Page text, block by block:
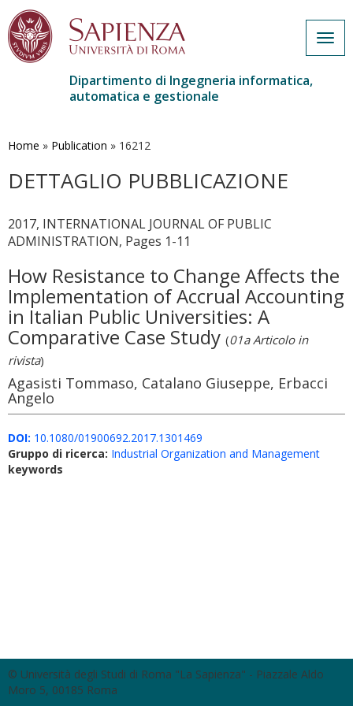
contenuto
Dipartimento di Ingegneria informatica,
automatica e gestionale
Home » Publication » 16212
DETTAGLIO PUBBLICAZIONE
2017, INTERNATIONAL JOURNAL OF PUBLIC
ADMINISTRATION, Pages 1-11
How Resistance to Change Affects the
Implementation of Accrual Accounting
in Italian Public Universities: A
Comparative Case Study (01a Articolo in
rivista)
Agasisti Tommaso, Catalano Giuseppe, Erbacci
Angelo
DOI: 10.1080/01900692.2017.1301469
Gruppo di ricerca: Industrial Organization and Management
keywords
© Università degli Studi di Roma "La Sapienza" - Piazzale Aldo
Moro 5, 00185 Roma